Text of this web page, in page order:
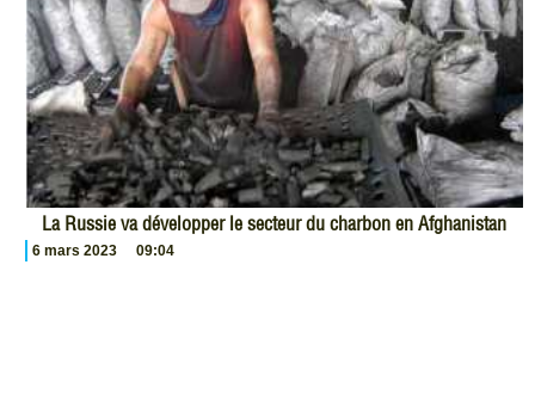
La Russie va développer le secteur du charbon en Afghanistan
6 mars 2023 09:04